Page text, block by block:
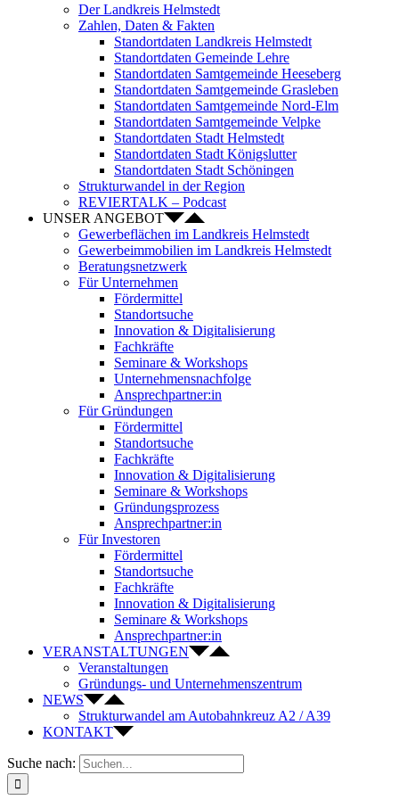
Der Landkreis Helmstedt
Zahlen, Daten & Fakten
Standortdaten Landkreis Helmstedt
Standortdaten Gemeinde Lehre
Standortdaten Samtgemeinde Heeseberg
Standortdaten Samtgemeinde Grasleben
Standortdaten Samtgemeinde Nord-Elm
Standortdaten Samtgemeinde Velpke
Standortdaten Stadt Helmstedt
Standortdaten Stadt Königslutter
Standortdaten Stadt Schöningen
Strukturwandel in der Region
REVIERTALK – Podcast
UNSER ANGEBOT
Gewerbeflächen im Landkreis Helmstedt
Gewerbeimmobilien im Landkreis Helmstedt
Beratungsnetzwerk
Für Unternehmen
Fördermittel
Standortsuche
Innovation & Digitalisierung
Fachkräfte
Seminare & Workshops
Unternehmensnachfolge
Ansprechpartner:in
Für Gründungen
Fördermittel
Standortsuche
Fachkräfte
Innovation & Digitalisierung
Seminare & Workshops
Gründungsprozess
Ansprechpartner:in
Für Investoren
Fördermittel
Standortsuche
Fachkräfte
Innovation & Digitalisierung
Seminare & Workshops
Ansprechpartner:in
VERANSTALTUNGEN
Veranstaltungen
Gründungs- und Unternehmenszentrum
NEWS
Strukturwandel am Autobahnkreuz A2 / A39
KONTAKT
Suche nach: